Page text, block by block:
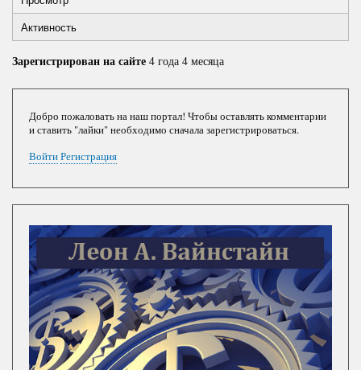
Primary
tabs
вкладка)
Активность
Зарегистрирован на сайте 4 года 4 месяца
Добро пожаловать на наш портал! Чтобы оставлять комментарии
и ставить "лайки" необходимо сначала зарегистрироваться.
ВойтиРегистрация